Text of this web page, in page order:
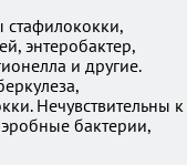
стафилококки,
энтеробактер,
и другие.
Нечувствительны к
бактерии,